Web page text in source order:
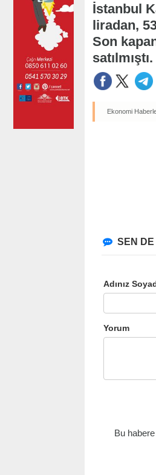
İstanbul
liradan,
Son
satılmıştı.
Ekonomi
SEN
Adınız
Yorum
Bu